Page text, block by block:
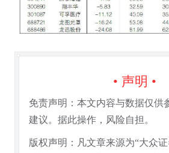
• 声明 •
免责声明：本文内容与数据仅供
建议。据此操作，风险自担。
版权声明：凡文章来源为“大众